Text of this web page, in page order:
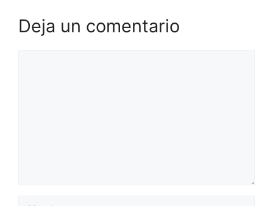
Deja un comentario